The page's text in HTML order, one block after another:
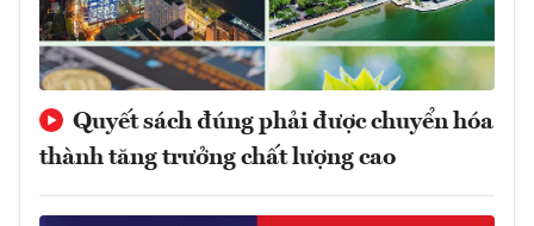
Quyết sách đúng phải được chuyển hóa
thành tăng trưởng chất lượng cao